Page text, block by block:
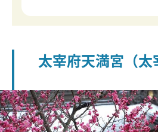
太宰府天満宮（太